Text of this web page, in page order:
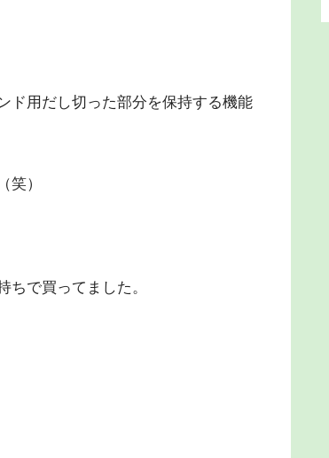
ド用だし切った部分を保持する機能
笑）
ちで買ってました。